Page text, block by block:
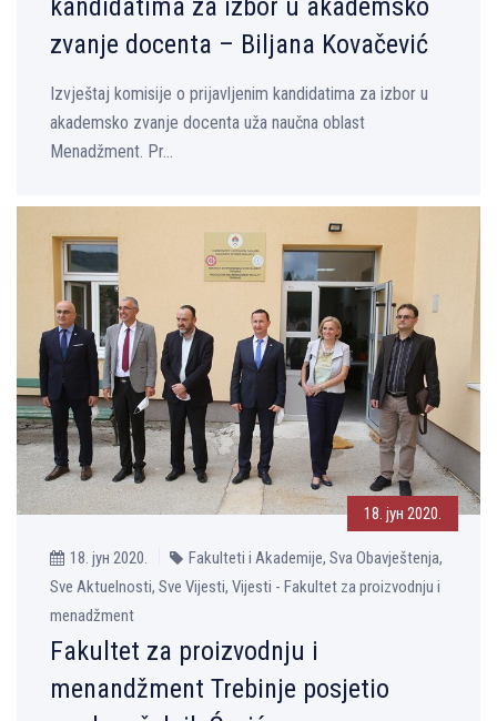
zvanje docenta – Biljana Kovačević
Izvještaj komisije o prijavlјenim kandidatima za izbor u
akademsko zvanje docenta uža naučna oblast
Menadžment. Pr...
18. јун 2020.
18. јун 2020.
Fakulteti i Akademije, Sva Obavještenja,
Sve Aktuelnosti, Sve Vijesti, Vijesti - Fakultet za proizvodnju i
menadžment
Fakultet za proizvodnju i
menandžment Trebinje posjetio